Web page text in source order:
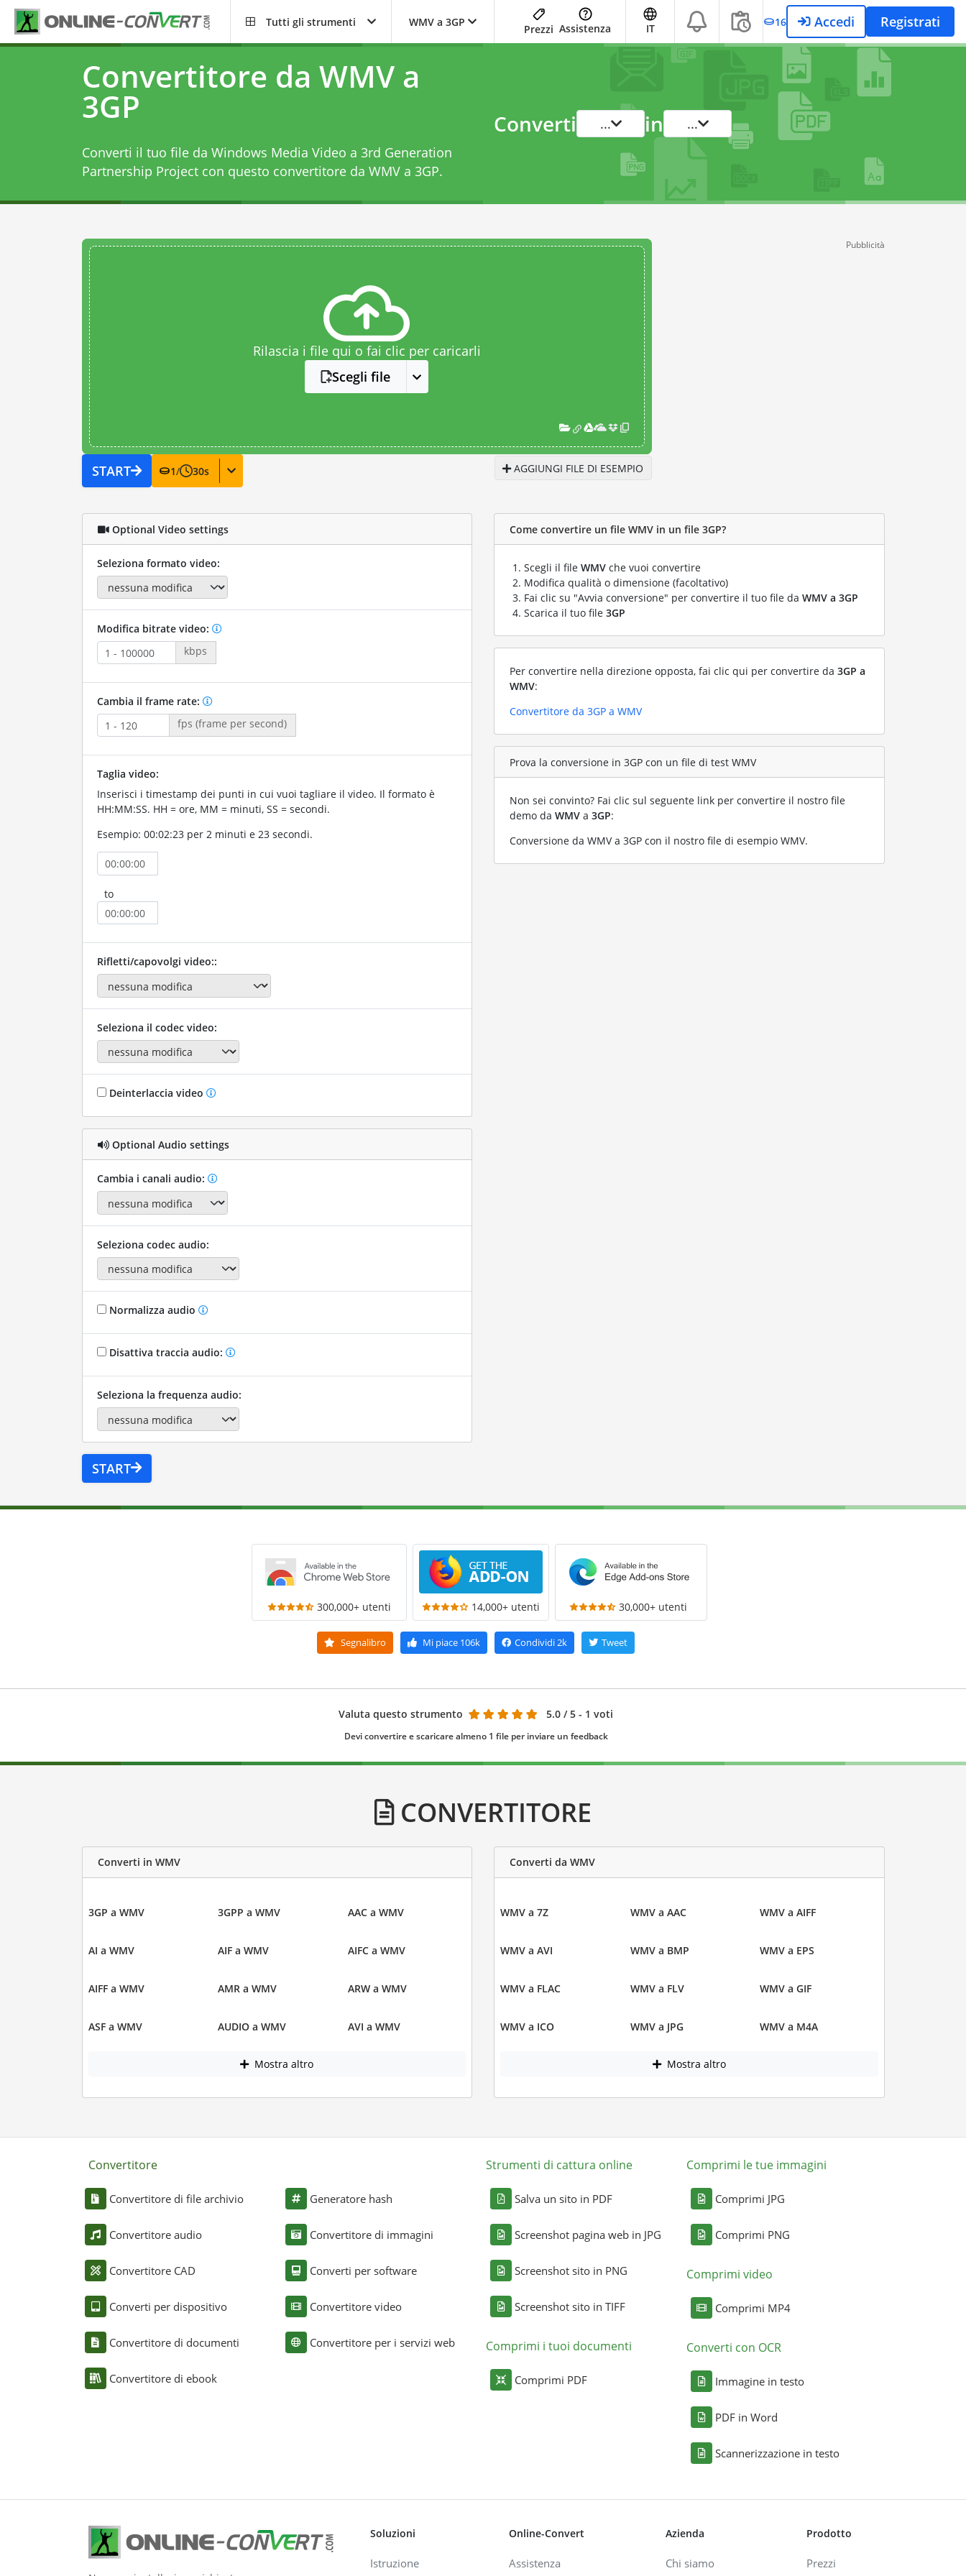
Tutti gli strumenti WMV a 3GP
Prezzi Assistenza IT 16 Accedi Registrati
Convertitore da WMV a
3GP
Converti il tuo file da Windows Media Video a 3rd Generation
Partnership Project con questo convertitore da WMV a 3GP.
Converti ... in ...
Rilascia i file qui o fai clic per caricarli
Scegli file
START 1/ 30s AGGIUNGI FILE DI ESEMPIO
Pubblicità
Optional Video settings
Seleziona formato video:
Modifica bitrate video:
kbps
Cambia il frame rate:
fps (frame per second)
Taglia video:
Inserisci i timestamp dei punti in cui vuoi tagliare il video. Il formato è
HH:MM:SS. HH = ore, MM = minuti, SS = secondi.
Esempio: 00:02:23 per 2 minuti e 23 secondi.
to
Rifletti/capovolgi video::
Seleziona il codec video:
Deinterlaccia video
Optional Audio settings
Cambia i canali audio:
Seleziona codec audio:
Normalizza audio
Disattiva traccia audio:
Seleziona la frequenza audio:
START
Come convertire un file WMV in un file 3GP?
Scegli il file WMV che vuoi convertire
Modifica qualità o dimensione (facoltativo)
Fai clic su "Avvia conversione" per convertire il tuo file da WMV a 3GP
Scarica il tuo file 3GP
Per convertire nella direzione opposta, fai clic qui per convertire da 3GP a
WMV:
Convertitore da 3GP a WMV
Prova la conversione in 3GP con un file di test WMV
Non sei convinto? Fai clic sul seguente link per convertire il nostro file
demo da WMV a 3GP:
Conversione da WMV a 3GP con il nostro file di esempio WMV.
300,000+ utenti 14,000+ utenti 30,000+ utenti
Segnalibro Mi piace 106k Condividi2k Tweet
Valuta questo strumento 5.0 / 5 - 1 voti
Devi convertire e scaricare almeno 1 file per inviare un feedback
CONVERTITORE
Converti in WMV
3GP a WMV 3GPP a WMV AAC a WMV
AI a WMV AIF a WMV AIFC a WMV
AIFF a WMV AMR a WMV ARW a WMV
ASF a WMV AUDIO a WMV AVI a WMV
Mostra altro
Converti da WMV
WMV a 7Z WMV a AAC WMV a AIFF
WMV a AVI WMV a BMP WMV a EPS
WMV a FLAC WMV a FLV WMV a GIF
WMV a ICO WMV a JPG WMV a M4A
Mostra altro
Convertitore
Convertitore di file archivio
Convertitore audio
Convertitore CAD
Converti per dispositivo
Convertitore di documenti
Convertitore di ebook
Generatore hash
Convertitore di immagini
Converti per software
Convertitore video
Convertitore per i servizi web
Strumenti di cattura online
Salva un sito in PDF
Screenshot pagina web in JPG
Screenshot sito in PNG
Screenshot sito in TIFF
Comprimi i tuoi documenti
Comprimi PDF
Comprimi le tue immagini
Comprimi JPG
Comprimi PNG
Comprimi video
Comprimi MP4
Converti con OCR
Immagine in testo
PDF in Word
Scannerizzazione in testo
Soluzioni
Istruzione
Online-Convert
Assistenza
Azienda
Chi siamo
Prodotto
Prezzi